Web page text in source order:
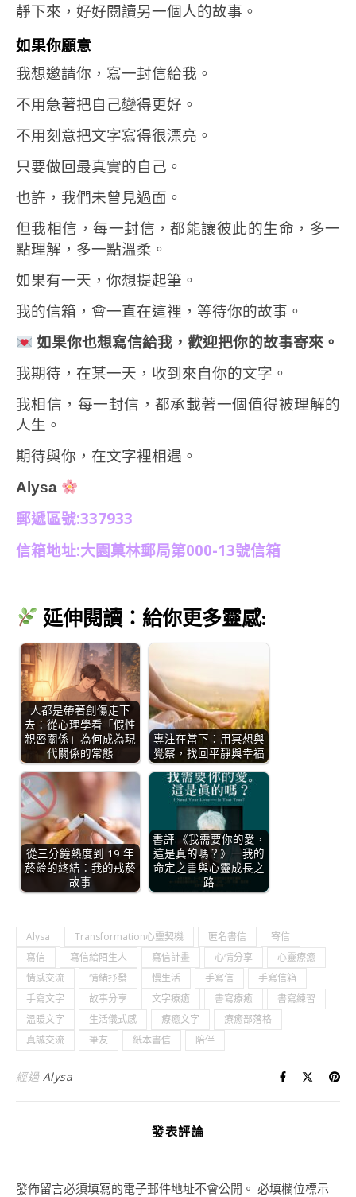
靜下來，好好閱讀另一個人的故事。
如果你願意
我想邀請你，寫一封信給我。
不用急著把自己變得更好。
不用刻意把文字寫得很漂亮。
只要做回最真實的自己。
也許，我們未曾見過面。
但我相信，每一封信，都能讓彼此的生命，多一
點理解，多一點溫柔。
如果有一天，你想提起筆。
我的信箱，會一直在這裡，等待你的故事。
如果你也想寫信給我，歡迎把你的故事寄來。
我期待，在某一天，收到來自你的文字。
我相信，每一封信，都承載著一個值得被理解的
人生。
期待與你，在文字裡相遇。
Alysa
郵遞區號:337933
信箱地址:大園菓林郵局第000-13號信箱
延伸閱讀：給你更多靈感:
人都是帶著創傷走下
去：從心理學看「假性
親密關係」為何成為現
代關係的常態
專注在當下：用冥想與
覺察，找回平靜與幸福
從三分鐘熱度到 19 年
菸齡的終結：我的戒菸
故事
書評:《我需要你的愛，
這是真的嗎？》一我的
命定之書與心靈成長之
路
Alysa Transformation心靈契機 匿名書信
寄信
寫信
寫信給陌生人 寫信計畫 心情分享
心靈療癒
情感交流
情緒抒發 慢生活 手寫信
手寫信箱
手寫文字
故事分享 文字療癒 書寫療癒
書寫練習
溫暖文字
生活儀式感 療癒文字
療癒部落格
真誠交流
筆友 紙本書信 陪伴
經過 Alysa
發表評論
發佈留言必須填寫的電子郵件地址不會公開。 必填欄位標示